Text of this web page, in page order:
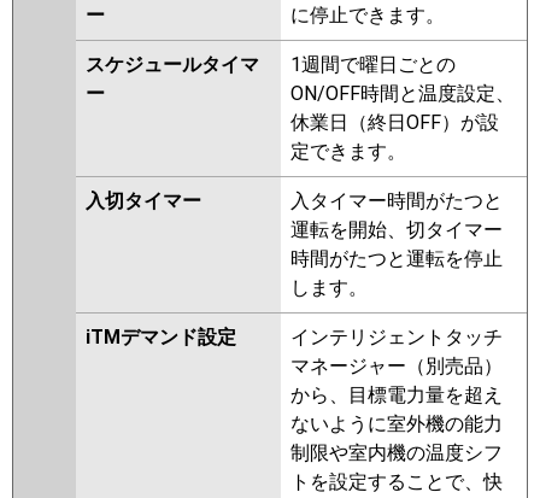
ー
に停止できます。
スケジュールタイマ
ー
1週間で曜日ごとの
ON/OFF時間と温度設定、
休業日（終日OFF）が設
定できます。
入切タイマー
入タイマー時間がたつと
運転を開始、切タイマー
時間がたつと運転を停止
します。
iTMデマンド設定
インテリジェントタッチ
マネージャー（別売品）
から、目標電力量を超え
ないように室外機の能力
制限や室内機の温度シフ
トを設定することで、快